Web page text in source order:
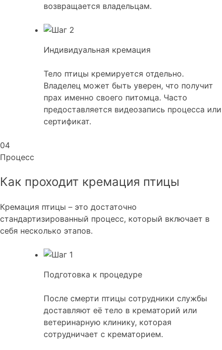
возвращается владельцам.
Индивидуальная кремация
Тело птицы кремируется отдельно.
Владелец может быть уверен, что получит
прах именно своего питомца. Часто
предоставляется видеозапись процесса или
сертификат.
04
Процесс
Как проходит кремация птицы
Кремация птицы – это достаточно
стандартизированный процесс, который включает в
себя несколько этапов.
Подготовка к процедуре
После смерти птицы сотрудники службы
доставляют её тело в крематорий или
ветеринарную клинику, которая
сотрудничает с крематорием.